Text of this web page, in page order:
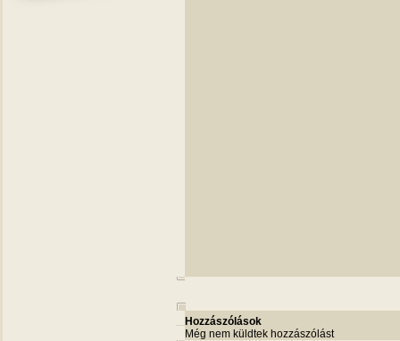
Hozzászólások
Még nem küldtek hozzászólást